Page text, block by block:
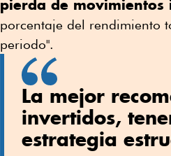
pierda de movimientos
porcentaje del rendimiento
periodo".
La mejor
invertidos,
estrategia